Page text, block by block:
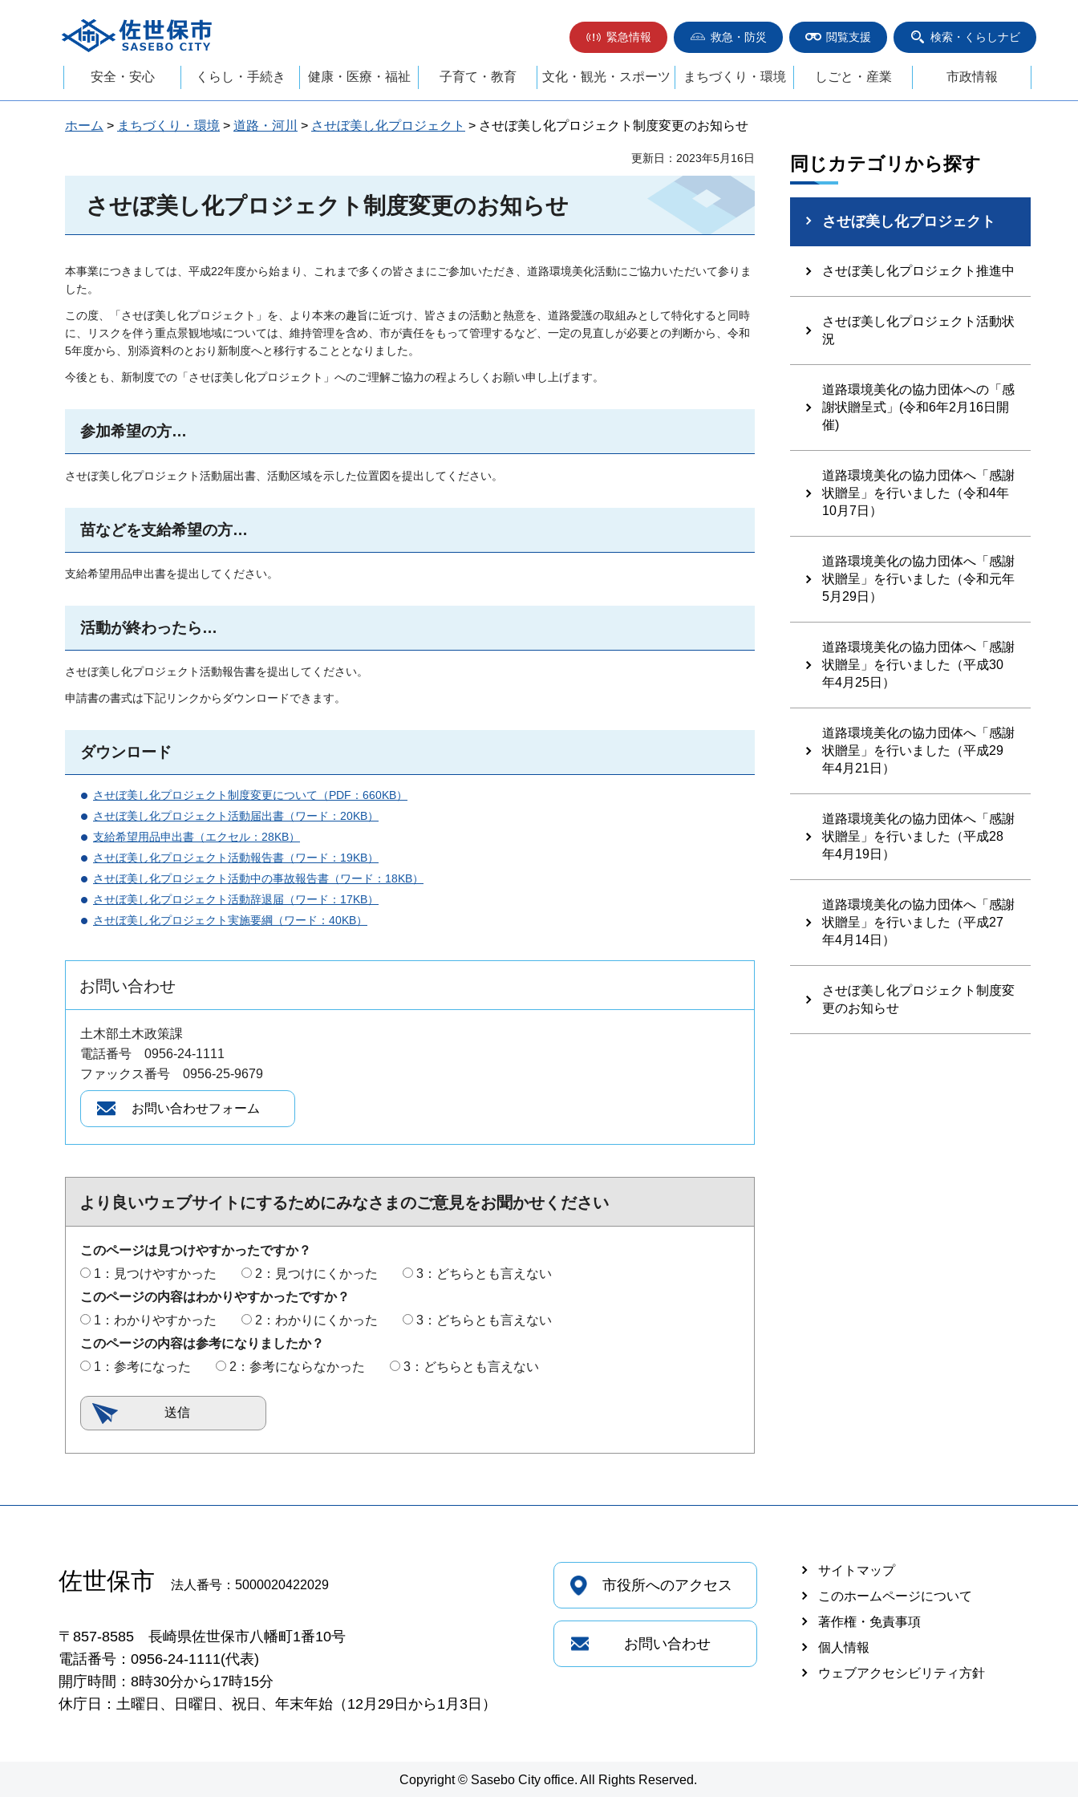
佐世保市
緊急情報
救急・防災 閲覧支援 検索・くらしナビ
安全・安心 くらし・手続き 健康・医療・福祉 子育て・教育 文化・観光・スポーツ まちづくり・環境 しごと・産業 市政情報
ホーム > まちづくり・環境 > 道路・河川 > させぼ美し化プロジェクト > させぼ美し化プロジェクト制度変更のお知らせ
更新日：2023年5月16日
させぼ美し化プロジェクト制度変更のお知らせ
本事業につきましては、平成22年度から始まり、これまで多くの皆さまにご参加いただき、道路環境美化活動にご協力いただいて参りま
した。
この度、「させぼ美し化プロジェクト」を、より本来の趣旨に近づけ、皆さまの活動と熱意を、道路愛護の取組みとして特化すると同時
に、リスクを伴う重点景観地域については、維持管理を含め、市が責任をもって管理するなど、一定の見直しが必要との判断から、令和
5年度から、別添資料のとおり新制度へと移行することとなりました。
今後とも、新制度での「させぼ美し化プロジェクト」へのご理解ご協力の程よろしくお願い申し上げます。
参加希望の方…
させぼ美し化プロジェクト活動届出書、活動区域を示した位置図を提出してください。
苗などを支給希望の方…
支給希望用品申出書を提出してください。
活動が終わったら…
させぼ美し化プロジェクト活動報告書を提出してください。
申請書の書式は下記リンクからダウンロードできます。
ダウンロード
させぼ美し化プロジェクト制度変更について（PDF：660KB）
させぼ美し化プロジェクト活動届出書（ワード：20KB）
支給希望用品申出書（エクセル：28KB）
させぼ美し化プロジェクト活動報告書（ワード：19KB）
させぼ美し化プロジェクト活動中の事故報告書（ワード：18KB）
させぼ美し化プロジェクト活動辞退届（ワード：17KB）
させぼ美し化プロジェクト実施要綱（ワード：40KB）
お問い合わせ
土木部土木政策課
電話番号 0956-24-1111
ファックス番号 0956-25-9679
より良いウェブサイトにするためにみなさまのご意見をお聞かせください
このページは見つけやすかったですか？
1：見つけやすかった
2：見つけにくかった
3：どちらとも言えない
このページの内容はわかりやすかったですか？
1：わかりやすかった
2：わかりにくかった
3：どちらとも言えない
このページの内容は参考になりましたか？
1：参考になった
2：参考にならなかった 3：どちらとも言えない
同じカテゴリから探す
させぼ美し化プロジェクト
させぼ美し化プロジェクト推進中
させぼ美し化プロジェクト活動状
況
道路環境美化の協力団体への「感
謝状贈呈式」(令和6年2月16日開
催)
道路環境美化の協力団体へ「感謝
状贈呈」を行いました（令和4年
10月7日）
道路環境美化の協力団体へ「感謝
状贈呈」を行いました（令和元年
5月29日）
道路環境美化の協力団体へ「感謝
状贈呈」を行いました（平成30
年4月25日）
道路環境美化の協力団体へ「感謝
状贈呈」を行いました（平成29
年4月21日）
道路環境美化の協力団体へ「感謝
状贈呈」を行いました（平成28
年4月19日）
道路環境美化の協力団体へ「感謝
状贈呈」を行いました（平成27
年4月14日）
させぼ美し化プロジェクト制度変
更のお知らせ
佐世保市 法人番号：5000020422029
〒857-8585 長崎県佐世保市八幡町1番10号
電話番号：0956-24-1111(代表)
開庁時間：8時30分から17時15分
休庁日：土曜日、日曜日、祝日、年末年始（12月29日から1月3日）
市役所へのアクセス
お問い合わせ
サイトマップ
このホームページについて
著作権・免責事項
個人情報
ウェブアクセシビリティ方針
Copyright © Sasebo City office. All Rights Reserved.